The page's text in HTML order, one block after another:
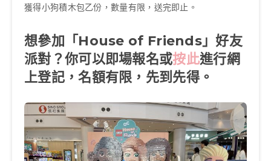
獲得小狗積木包乙份，數量有限，送完即止。
想參加「House of Friends」好友
派對？你可以即場報名或按此進行網
上登記，名額有限，先到先得。